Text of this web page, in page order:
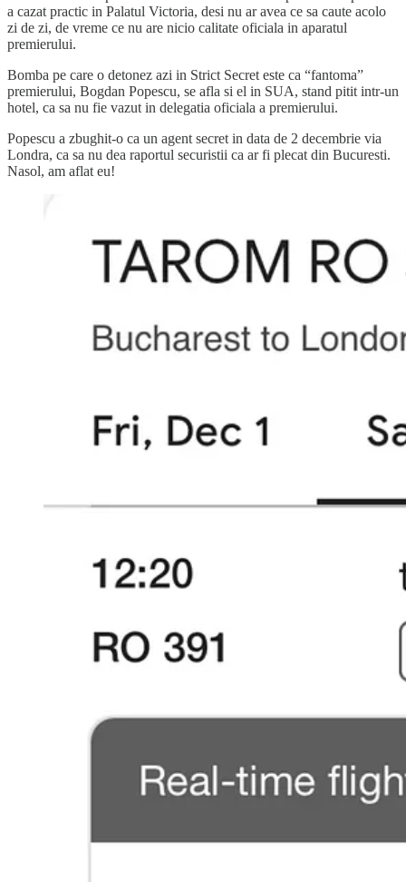
a cazat practic in Palatul Victoria, desi nu ar avea ce sa caute acolo
zi de zi, de vreme ce nu are nicio calitate oficiala in aparatul
premierului.
Bomba pe care o detonez azi in Strict Secret este ca “fantoma”
premierului, Bogdan Popescu, se afla si el in SUA, stand pitit intr-un
hotel, ca sa nu fie vazut in delegatia oficiala a premierului.
Popescu a zbughit-o ca un agent secret in data de 2 decembrie via
Londra, ca sa nu dea raportul securistii ca ar fi plecat din Bucuresti.
Nasol, am aflat eu!